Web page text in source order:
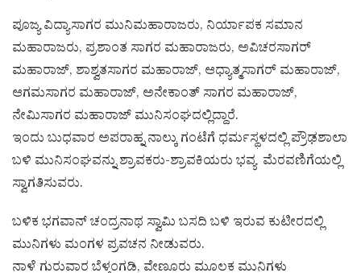
ಪೂಜ್ಯ ವಿದ್ಯಾಸಾಗರ ಮುನಿಮಹಾರಾಜರು, ನಿರ್ಯಾಪಕ ಸಮಾನ
ಮಹಾರಾಜರು, ಪ್ರಶಾಂತ ಸಾಗರ ಮಹಾರಾಜರು, ಅವಿಚರಸಾಗರ್
ಮಹಾರಾಜ್, ಶಾಶ್ವತಸಾಗರ ಮಹಾರಾಜ್, ಆಧ್ಯಾತ್ಮಸಾಗರ್ ಮಹಾರಾಜ್,
ಆಗಮಸಾಗರ ಮಹಾರಾಜ್, ಅನೇಕಾಂತ್ ಸಾಗರ ಮಹಾರಾಜ್,
ನೇಮಿಸಾಗರ ಮಹಾರಾಜ್ ಮುನಿಸಂಘದಲ್ಲಿದ್ದಾರೆ.
ಇಂದು ಬುಧವಾರ ಅಪರಾಹ್ನ ನಾಲ್ಕು ಗಂಟೆಗೆ ಧರ್ಮಸ್ಥಳದಲ್ಲಿ ಪ್ರೌಢಶಾಲಾ
ಬಳಿ ಮುನಿಸಂಘವನ್ನು ಶ್ರಾವಕರು-ಶ್ರಾವಕಿಯರು ಭವ್ಯ ಮೆರವಣಿಗೆಯಲ್ಲಿ
ಸ್ವಾಗತಿಸುವರು.
ಬಳಿಕ ಭಗವಾನ್ ಚಂದ್ರನಾಥ ಸ್ವಾಮಿ ಬಸದಿ ಬಳಿ ಇರುವ ಕುಟೀರದಲ್ಲಿ
ಮುನಿಗಳು ಮಂಗಳ ಪ್ರವಚನ ನೀಡುವರು.
ನಾಳೆ ಗುರುವಾರ ಬೆಳ್ತಂಗಡಿ, ವೇಣೂರು ಮೂಲಕ ಮುನಿಗಳು